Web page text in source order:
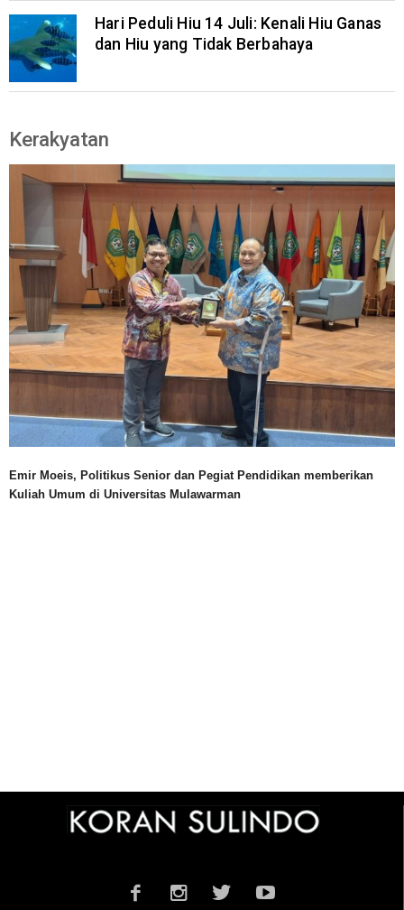
Hari Peduli Hiu 14 Juli: Kenali Hiu Ganas
dan Hiu yang Tidak Berbahaya
Kerakyatan
Emir Moeis, Politikus Senior dan Pegiat Pendidikan memberikan
Kuliah Umum di Universitas Mulawarman